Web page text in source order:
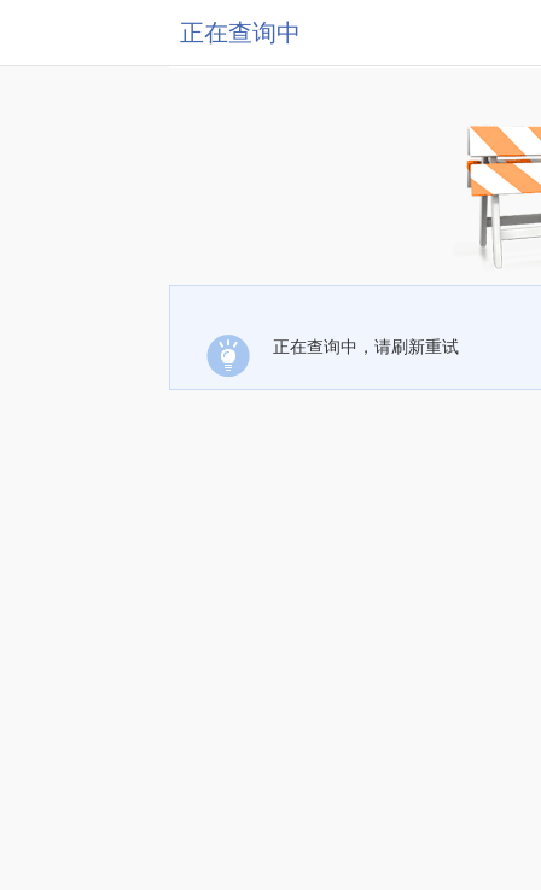
正在查询中
正在查询中，请刷新重试